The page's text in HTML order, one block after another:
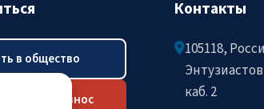
в общество
членский взнос
Контакты
105118,
каб. 2